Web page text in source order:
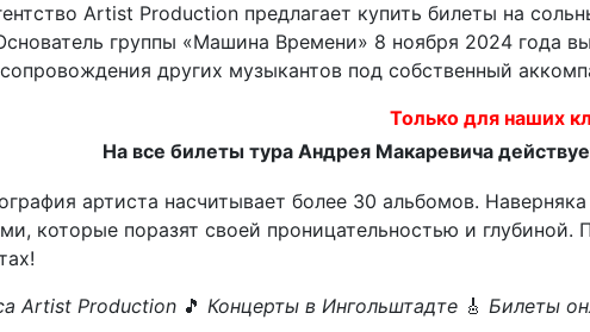
Artist Production предлагает купить билеты на
группы «Машина Времени» 8 ноября 2024 года
других музыкантов под собственный
Только для наших
На все билеты тура Андрея Макаревича
артиста насчитывает более 30 альбомов.
которые поразят своей проницательностью и
Artist Production 🎵 Концерты в Ингольштадте 🎸 Билеты